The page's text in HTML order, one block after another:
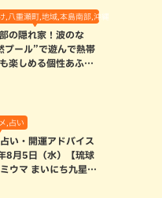
,八重瀬町,地域,本島南部,沖縄の海,自然
の隠れ家！波のな
プール”で遊んで熱帯
楽しめる個性あふれ
,占い
い・開運アドバイス
8月5日（水）【琉球
ウマ まいにち九星気